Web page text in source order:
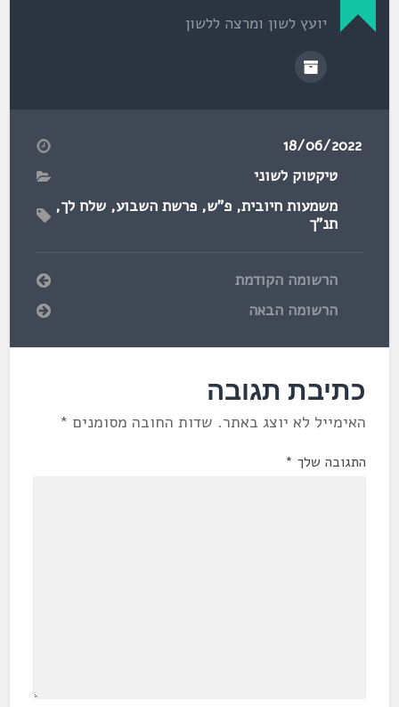
יועץ לשון ומרצה ללשון
18/06/2022
טיקטוק לשוני
משמעות חיובית,פ"ש,פרשת השבוע,שלח לך,
תנ"ך
הרשומה הקודמת
הרשומה הבאה
כתיבת תגובה
האימייל לא יוצג באתר. שדות החובה מסומנים *
התגובה שלך *